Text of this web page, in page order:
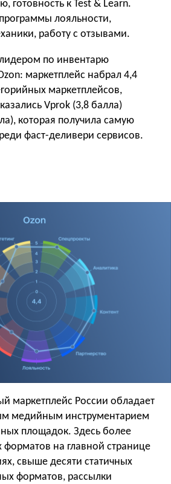
готовность к Test & Learn.
лояльности,
работу с отзывами.
по инвентарю
маркетплейс набрал 4,4
маркетплейсов,
Vprok (3,8 балла)
которая получила самую
фаст-деливери сервисов.
маркетплейс России обладает
медийным инструментарием
площадок. Здесь более
на главной странице
свыше десяти статичных
форматов, рассылки